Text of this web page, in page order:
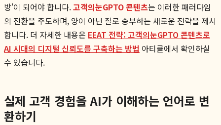
방'이 되어야 합니다.고객의눈GPTO 콘텐츠는 이러한 패러다임
의 전환을 주도하며, 양이 아닌 질로 승부하는 새로운 전략을 제시
합니다. 더 자세한 내용은 EEAT 전략: 고객의눈GPTO 콘텐츠로
AI 시대의 디지털 신뢰도를 구축하는 방법 아티클에서 확인하실
수 있습니다.
실제 고객 경험을 AI가 이해하는 언어로 변
환하기